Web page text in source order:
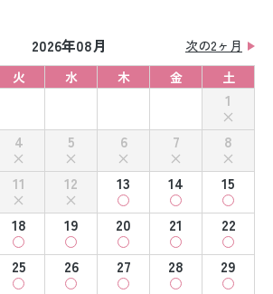
2026年08月
次の2ヶ月
火 水 木 金 土
1
4 5 6 7
8
11 12 13 14
15
18 19 20 21
22
25 26 27 28
29